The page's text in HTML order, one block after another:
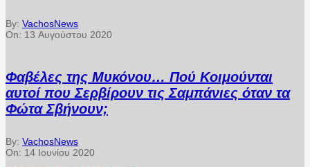
By: VachosNews
On: 13 Αυγούστου 2020
Φαβέλες της Μυκόνου… Πού Κοιμούνται
αυτοί που Σερβίρουν τις Σαμπάνιες όταν τα
Φώτα Σβήνουν;
By: VachosNews
On: 14 Ιουνίου 2020